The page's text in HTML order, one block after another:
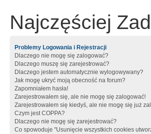
Najczęściej
Problemy Logowania i Rejestracji
Dlaczego nie mogę się zalogować?
Dlaczego muszę się zarejestrować?
Dlaczego jestem automatycznie wylogowywany?
Jak mogę ukryć moją obecność na forum?
Zapomniałem hasła!
Zarejestrowałem się, ale nie mogę się zalogować!
Zarejestrowałem się kiedyś, ale nie mogę się już
Czym jest COPPA?
Dlaczego nie mogę się zarejestrować?
Co spowoduje "Usunięcie wszystkich cookies